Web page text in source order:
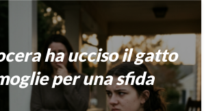
ha ucciso il gatto
per una sfida